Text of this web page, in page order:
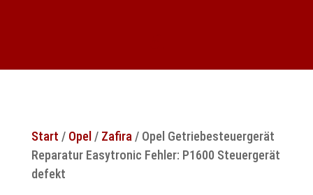
Start / Opel / Zafira / Opel Getriebesteuergerät
Reparatur Easytronic Fehler: P1600 Steuergerät
defekt